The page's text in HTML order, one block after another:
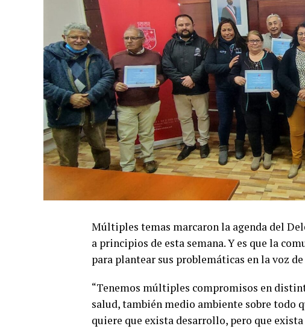
Múltiples temas marcaron la agenda del
a principios de esta semana. Y es que la
para plantear sus problemáticas en la voz
“Tenemos múltiples compromisos en
salud, también medio ambiente sobre todo
quiere que exista desarrollo, pero que